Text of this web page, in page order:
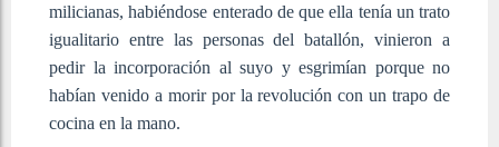
milicianas, habiéndose enterado de que ella tenía un trato
igualitario entre las personas del batallón, vinieron a
pedir la incorporación al suyo y esgrimían porque no
habían venido a morir por la revolución con un trapo de
cocina en la mano.